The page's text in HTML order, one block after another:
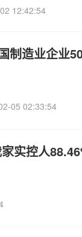
12:42:54
制造业企业
05 02:33:54
实控人